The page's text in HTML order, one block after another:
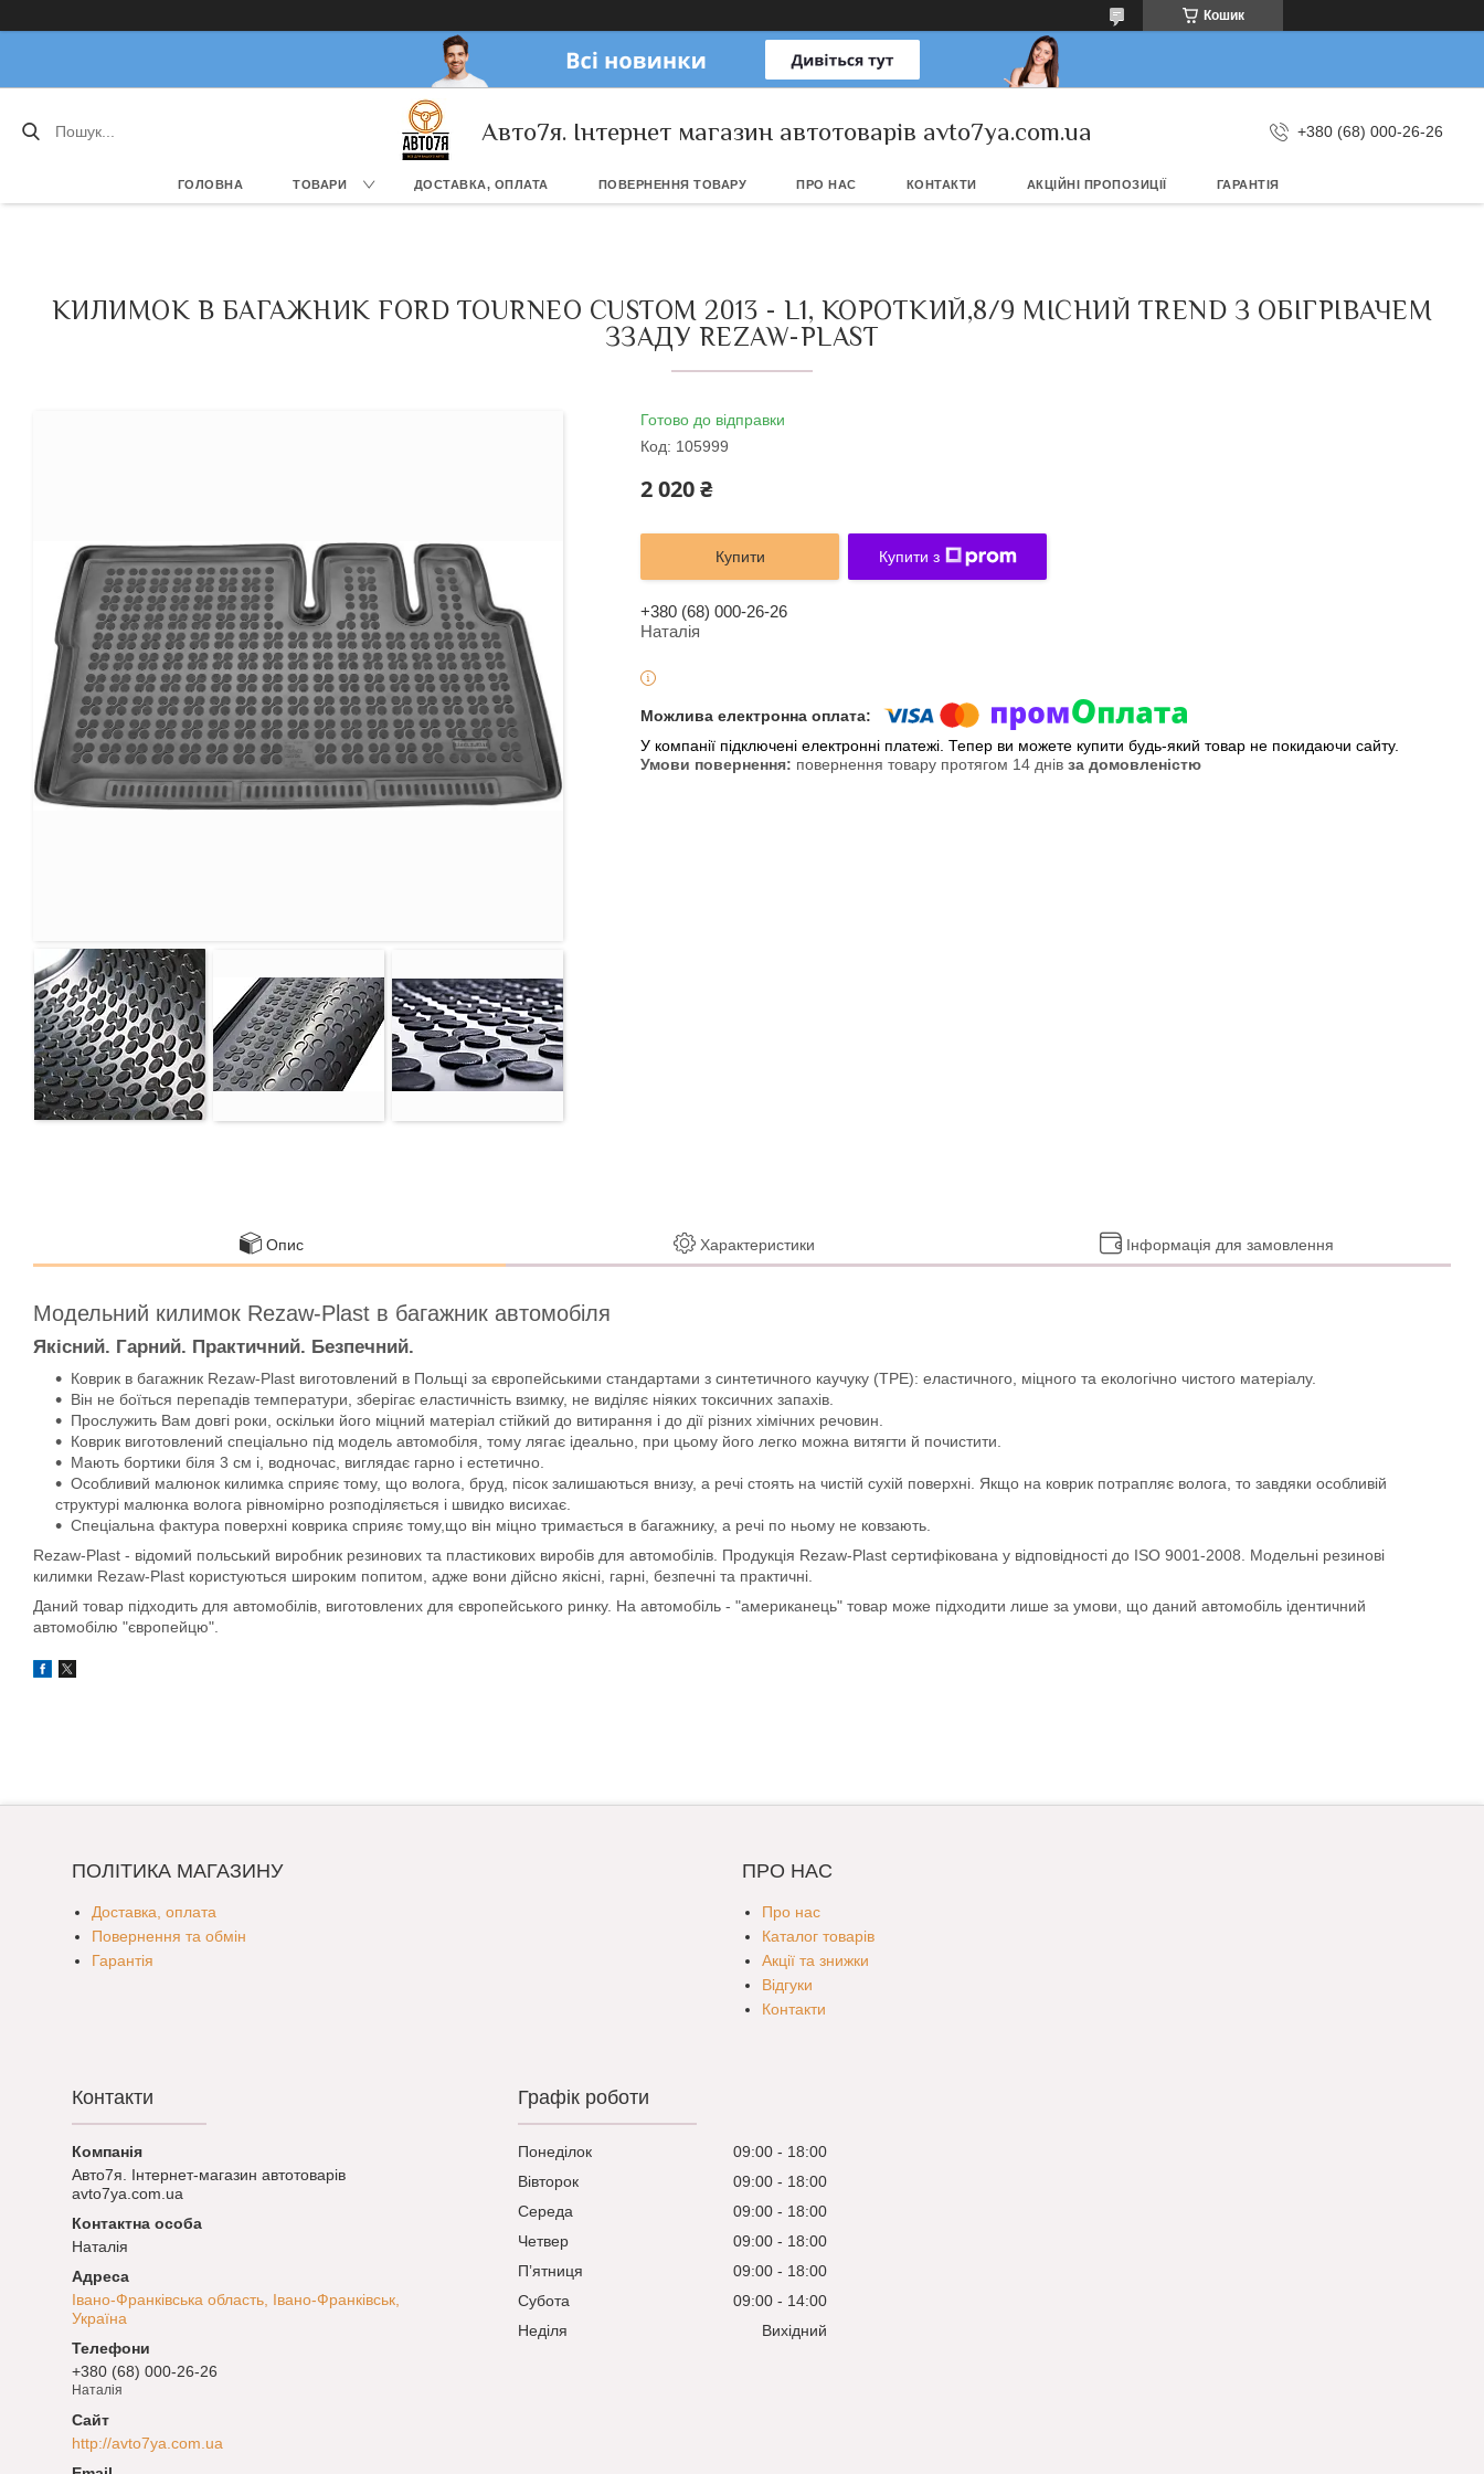
Кошик
Авто7я. Інтернет магазин автотоварів avto7ya.com.ua +380 (68) 000-26-26
ГОЛОВНА ТОВАРИ ДОСТАВКА, ОПЛАТА ПОВЕРНЕННЯ ТОВАРУ ПРО НАС КОНТАКТИ АКЦІЙНІ ПРОПОЗИЦІЇ ГАРАНТІЯ
КИЛИМОК В БАГАЖНИК FORD TOURNEO CUSTOM 2013 - L1, КОРОТКИЙ,8/9 МІСНИЙ TREND З ОБІГРІВАЧЕМ
ЗЗАДУ REZAW-PLAST
Готово до відправки
Код: 105999
2 020 ₴
Купити Купити з
+380 (68) 000-26-26
Наталія
У компанії підключені електронні платежі. Тепер ви можете купити будь-який товар не покидаючи сайту.
повернення товару протягом 14 днів за домовленістю
Опис Характеристики Інформація для замовлення
Модельний килимок Rezaw-Plast в багажник автомобіля
Якісний. Гарний. Практичний. Безпечний.
Коврик в багажник Rezaw-Plast виготовлений в Польщі за європейськими стандартами з синтетичного каучуку (ТРЕ): еластичного, міцного та екологічно чистого матеріалу.
Він не боїться перепадів температури, зберігає еластичність взимку, не виділяє ніяких токсичних запахів.
Прослужить Вам довгі роки, оскільки його міцний матеріал стійкий до витирання і до дії різних хімічних речовин.
Коврик виготовлений спеціально під модель автомобіля, тому лягає ідеально, при цьому його легко можна витягти й почистити.
Мають бортики біля 3 см і, водночас, виглядає гарно і естетично.
Особливий малюнок килимка сприяє тому, що волога, бруд, пісок залишаються внизу, а речі стоять на чистій сухій поверхні. Якщо на коврик потрапляє волога, то завдяки особливій
структурі малюнка волога рівномірно розподіляється і швидко висихає.
Спеціальна фактура поверхні коврика сприяє тому,що він міцно тримається в багажнику, а речі по ньому не ковзають.
Rezaw-Plast - відомий польський виробник резинових та пластикових виробів для автомобілів. Продукція Rezaw-Plast сертифікована у відповідності до ISO 9001-2008. Модельні резинові
килимки Rezaw-Plast користуються широким попитом, адже вони дійсно якісні, гарні, безпечні та практичні.
Даний товар підходить для автомобілів, виготовлених для європейського ринку. На автомобіль - "американець" товар може підходити лише за умови, що даний автомобіль ідентичний
автомобілю "європейцю".
ПОЛІТИКА МАГАЗИНУ
Доставка, оплата
Повернення та обмін
Гарантія
ПРО НАС
Про нас
Каталог товарів
Акції та знижки
Відгуки
Контакти
Контакти
Авто7я. Інтернет-магазин автотоварів
avto7ya.com.ua
Наталія
Івано-Франківська область, Івано-Франківськ,
Україна
+380 (68) 000-26-26
Наталія
http://avto7ya.com.ua
Графік роботи
Понеділок 09:00
18:00
Вівторок
09:00
18:00
Середа
09:00
18:00
Четвер
09:00
18:00
Пʼятниця
09:00
18:00
Субота
09:00
14:00
Неділя
Вихідний